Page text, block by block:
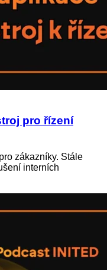
pro řízení
zákazníky. Stále
interních